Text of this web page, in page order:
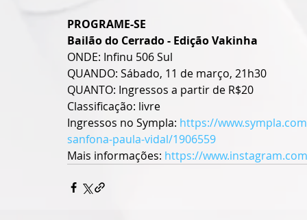
PROGRAME-SE
Bailão do Cerrado - Edição Vakinha
ONDE: Infinu 506 Sul
QUANDO: Sábado, 11 de março, 21h30
QUANTO: Ingressos a partir de R$20
Classificação: livre
Ingressos no Sympla: https://
sanfona-paula-vidal/1906559
Mais informações: https://